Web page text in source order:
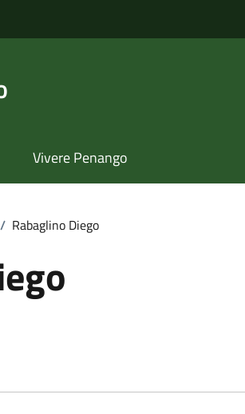
Vivere Penango
/ Rabaglino Diego